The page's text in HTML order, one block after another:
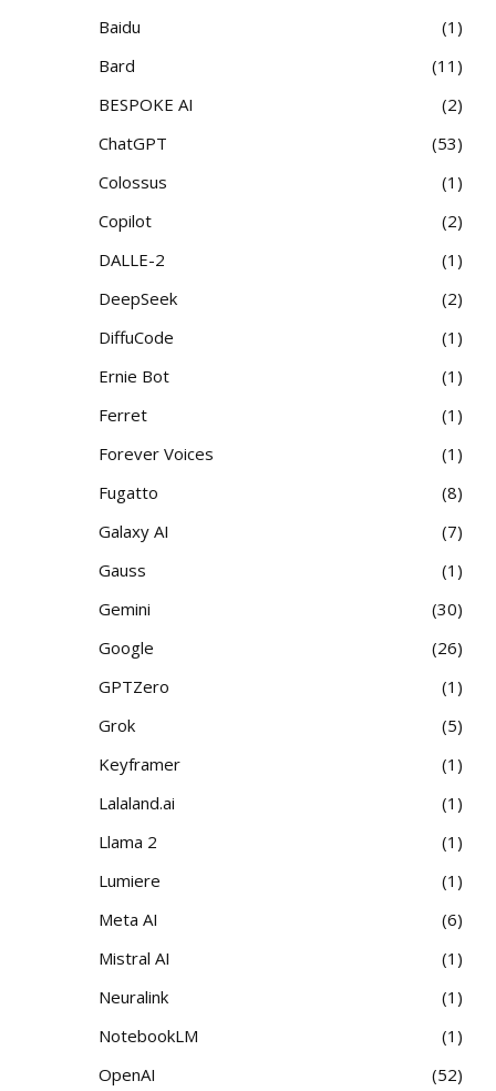
Baidu
1
Bard
11
BESPOKE AI
2
ChatGPT
53
Colossus
1
Copilot
2
DALLE-2
1
DeepSeek
2
DiffuCode
1
Ernie Bot
1
Ferret
1
Forever Voices
1
Fugatto
8
Galaxy AI
7
Gauss
1
Gemini
30
Google
26
GPTZero
1
Grok
5
Keyframer
1
Lalaland.ai
1
Llama 2
1
Lumiere
1
Meta AI
6
Mistral AI
1
Neuralink
1
NotebookLM
1
OpenAI
52